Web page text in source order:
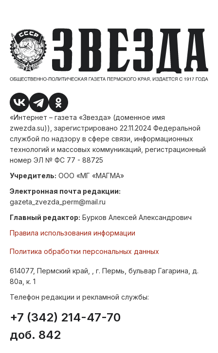
«Интернет – газета «Звезда» (доменное имя
zwezda.su)), зарегистрировано 22.11.2024 Федеральной
службой по надзору в сфере связи, информационных
технологий и массовых коммуникаций, регистрационный
номер ЭЛ № ФС 77 - 88725
Учредитель: ООО «МГ «МАГМА»
Электронная почта редакции:
gazeta_zvezda_perm@mail.ru
Главный редактор: Бурков Алексей Александрович
Правила использования информации
Политика обработки персональных данных
614077, Пермский край, , г. Пермь, бульвар Гагарина, д.
80а, к. 1
Телефон редакции и рекламной службы:
+7 (342) 214-47-70
доб. 842